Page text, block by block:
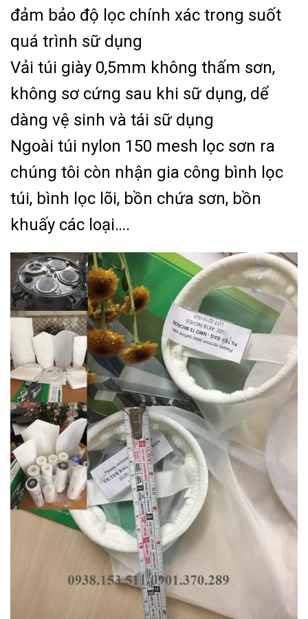
đảm bảo độ lọc chính xác trong suốt
quá trình sữ dụng
Vải túi giày 0,5mm không thấm sơn,
không sơ cứng sau khi sữ dụng, dể
dàng vệ sinh và tái sữ dụng
Ngoài túi nylon 150 mesh lọc sơn ra
chúng tôi còn nhận gia công bình lọc
túi, bình lọc lõi, bồn chứa sơn, bồn
khuấy các loại….